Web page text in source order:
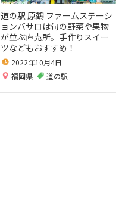
道の駅 原鶴 ファームステーシ
ョンバサロは旬の野菜や果物
が並ぶ直売所。手作りスイー
ツなどもおすすめ！
2022年10月4日
福岡県
道の駅